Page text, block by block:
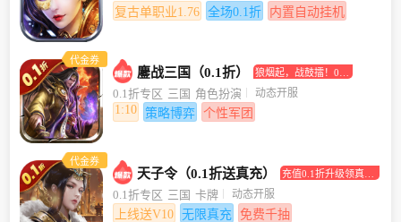
复古单职业1.76 全场0.1折 内置自动挂机
代金券
鏖战三国（0.1折）
狼烟起，战鼓擂！0.1
折助你坐拥江山美人
0.1折专区 三国 角色扮演 动态开服
1:10 策略博弈 个性军团
代金券
天子令（0.1折送真充）
充值0.1折升级领真充
0.1折专区 三国 卡牌 动态开服
上线送V10 无限真充 免费千抽